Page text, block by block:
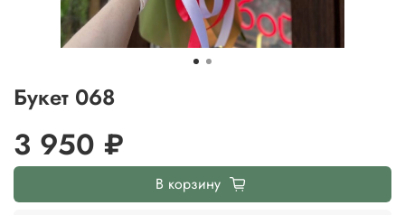
Букет 068
3 950 ₽
В корзину